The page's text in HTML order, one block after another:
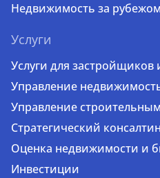
Недвижимость за рубежом
Услуги
Услуги для застройщиков
Управление
Управление
Стратегический
Оценка недвижимости и
Инвестиции